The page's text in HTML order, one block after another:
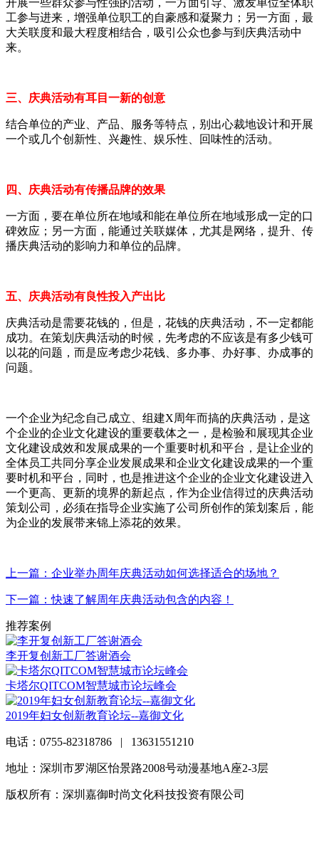
工参与进来，增强单位职工的自豪感和凝聚力；另一方面，最
大关联度和最大程度相结合，吸引公众也参与到庆典活动中
来。
三、庆典活动有耳目一新的创意
结合单位的产业、产品、服务等特点，别出心裁地设计和开展
一个或几个创新性、兴趣性、娱乐性、回味性的活动。
四、庆典活动有传播品牌的效果
一方面，要在单位所在地域和能在单位所在地域形成一定的口
碑效应；另一方面，能通过关联媒体，尤其是网络，提升、传
播庆典活动的影响力和单位的品牌。
五、庆典活动有良性投入产出比
庆典活动是需要花钱的，但是，花钱的庆典活动，不一定都能
成功。在策划庆典活动的时候，先考虑的不应该是有多少钱可
以花的问题，而是应考虑少花钱、多办事、办好事、办成事的
问题。
一个企业为纪念自己成立、组建X周年而搞的庆典活动，是这
个企业的企业文化建设的重要载体之一，是检验和展现其企业
文化建设成效和发展成果的一个重要时机和平台，是让企业的
全体员工共同分享企业发展成果和企业文化建设成果的一个重
要时机和平台，同时，也是推进这个企业的企业文化建设进入
一个更高、更新的境界的新起点，作为企业信得过的庆典活动
策划公司，必须在指导企业实施了公司所创作的策划案后，能
为企业的发展带来锦上添花的效果。
上一篇：企业举办周年庆典活动如何选择适合的场地？
下一篇：快速了解周年庆典活动包含的内容！
推荐案例
李开复创新工厂答谢酒会
卡塔尔QITCOM智慧城市论坛峰会
2019年妇女创新教育论坛--嘉御文化
电话：0755-82318786 | 13631551210
地址：深圳市罗湖区怡景路2008号动漫基地A座2-3层
版权所有：深圳嘉御时尚文化科技投资有限公司